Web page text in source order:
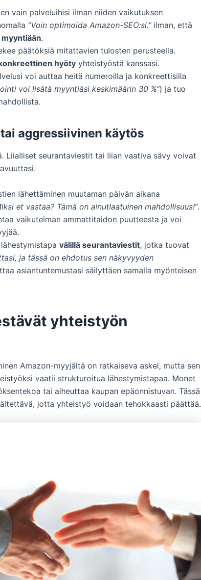
vain palveluihisi ilman niiden vaikutuksen
”Voin optimoida Amazon-SEO:si.”ilman, että
.
päätöksiä mitattavien tulosten perusteella.
hyöty yhteistyöstä kanssasi.
voi auttaa heitä numeroilla ja konkreettisilla
voi lisätä myyntiäsi keskimäärin 30 %”) ja tuo
aggressiivinen käytös
Liialliset seurantaviestit tai liian vaativa sävy voivat
lähettäminen muutaman päivän aikana
et vastaa? Tämä on ainutlaatuinen mahdollisuus!”.
vaikutelman ammattitaidon puutteesta ja voi
välillä seurantaviestit, jotka tuovat
ja tässä on ehdotus sen näkyvyyden
asiantuntemustasi säilyttäen samalla myönteisen
yhteistyön
Amazon-myyjältä on ratkaiseva askel, mutta sen
vaatii strukturoitua lähestymistapaa. Monet
tai aiheuttaa kaupan epäonnistuvan. Tässä
jotta yhteistyö voidaan tehokkaasti päättää.